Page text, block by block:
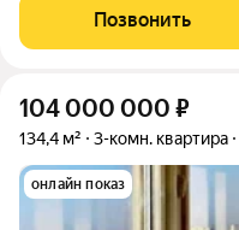
комнатная квартира 88.8
Тауэрс» (ЗАО Москвы, ул.
Позвонить
104 000 000 ₽
134,4 м² 3-комн. квартира
онлайн показ